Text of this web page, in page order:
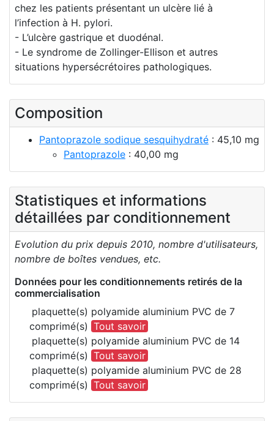
chez les patients présentant un ulcère lié à
l’infection à H. pylori.
- L’ulcère gastrique et duodénal.
- Le syndrome de Zollinger-Ellison et autres
situations hypersécrétoires pathologiques.
Composition
Pantoprazole sodique sesquihydraté : 45,10 mg
Pantoprazole : 40,00 mg
Statistiques et informations
détaillées par conditionnement
Evolution du prix depuis 2010, nombre d'utilisateurs,
nombre de boîtes vendues, etc.
Données pour les conditionnements retirés de la
commercialisation
plaquette(s) polyamide aluminium PVC de 7
comprimé(s) Tout savoir
plaquette(s) polyamide aluminium PVC de 14
comprimé(s) Tout savoir
plaquette(s) polyamide aluminium PVC de 28
comprimé(s) Tout savoir